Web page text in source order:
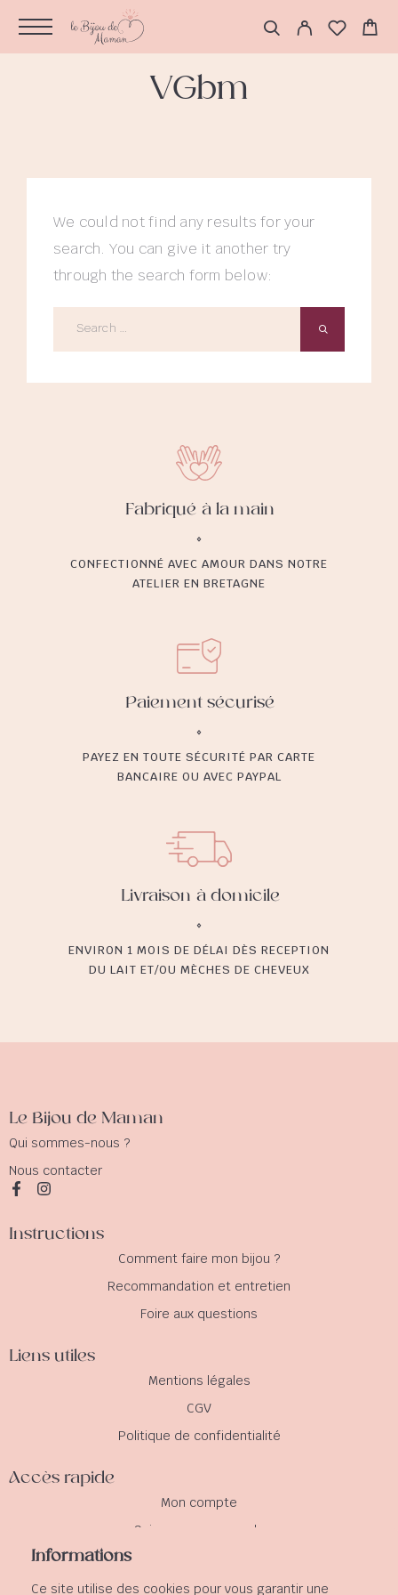
Informations
Ce site utilise des cookies pour vous garantir une
VGbm
We could not find any results for your
search. You can give it another try
through the search form below:
Fabriqué à la main
CONFECTIONNÉ AVEC AMOUR DANS NOTRE
ATELIER EN BRETAGNE
Paiement sécurisé
PAYEZ EN TOUTE SÉCURITÉ PAR CARTE
BANCAIRE OU AVEC PAYPAL
Livraison à domicile
ENVIRON 1 MOIS DE DÉLAI DÈS RECEPTION
DU LAIT ET/OU MÈCHES DE CHEVEUX
Le Bijou de Maman
Qui sommes-nous ?
Nous contacter
Instructions
Comment faire mon bijou ?
Recommandation et entretien
Foire aux questions
Liens utiles
Mentions légales
CGV
Politique de confidentialité
Accès rapide
Mon compte
Suivre ma commande